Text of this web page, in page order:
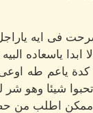
فى ايه
ياسعاده
ياعم طه اوعى
شيئا وهو شر
ممكن اطلب